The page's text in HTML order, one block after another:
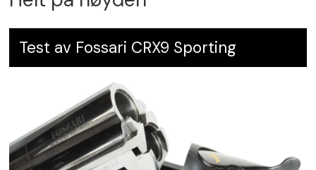
Test av Fossari CRX9 Sporting